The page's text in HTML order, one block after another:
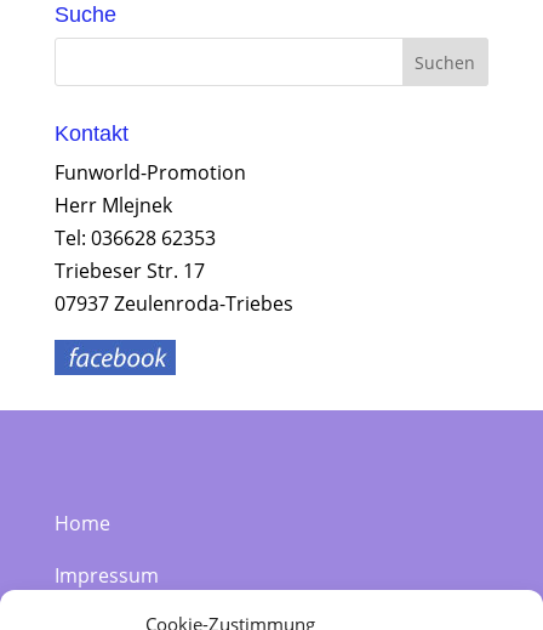
Cookie-Zustimmung
Suche
Kontakt
Funworld-Promotion
Herr Mlejnek
Tel: 036628 62353
Triebeser Str. 17
07937 Zeulenroda-Triebes
Home
Impressum